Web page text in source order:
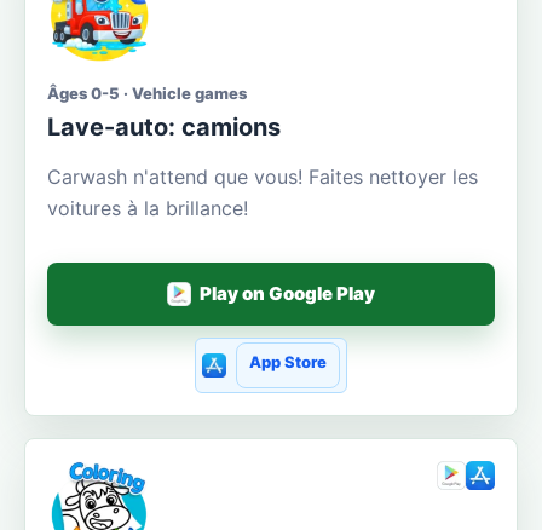
Âges 0-5 · Vehicle games
Lave-auto: camions
Carwash n'attend que vous! Faites nettoyer les
voitures à la brillance!
Play on Google Play
App Store